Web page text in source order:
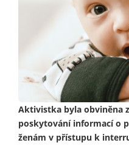
Aktivistka byla obviněna
poskytování informací o
ženám v přístupu k